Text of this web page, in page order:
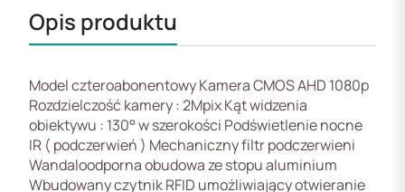
Opis produktu
Model czteroabonentowy Kamera CMOS AHD 1080p
Rozdzielczość kamery : 2Mpix Kąt widzenia
obiektywu : 130° w szerokości Podświetlenie nocne
IR ( podczerwień ) Mechaniczny filtr podczerwieni
Wandaloodporna obudowa ze stopu aluminium
Wbudowany czytnik RFID umożliwiający otwieranie